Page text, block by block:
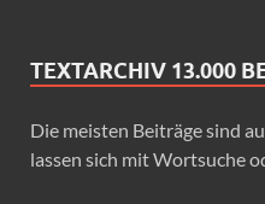
TEXTARCHIV 13.000
Die meisten Beiträge sind
lassen sich mit Wortsuche